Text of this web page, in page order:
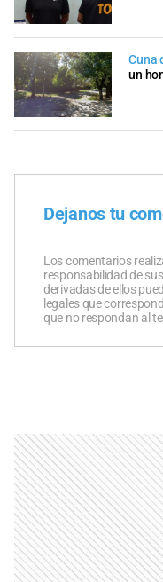
Cuna
un
Dejanos tu
Los comentarios
responsabilidad de
derivadas de ellos
legales que
que no respondan al